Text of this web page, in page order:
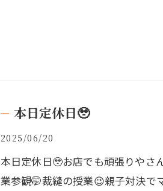
本日定休日🥹
2025/06/20
本日定休日🥹お店でも頑張りやさ
業参観🤭裁縫の授業😉親子対決で